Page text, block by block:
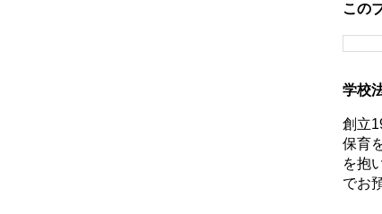
この
学校
創立
保育
を抱
でお